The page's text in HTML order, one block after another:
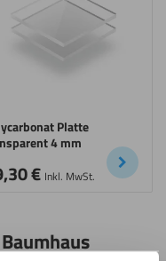
Platte
4 mm
€ Inkl. MwSt.